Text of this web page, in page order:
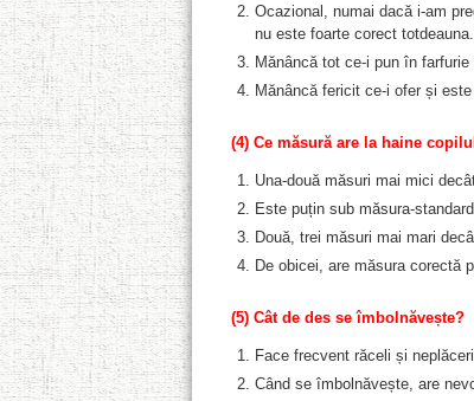
Ocazional, numai dacă i-am
nu este foarte corect totdeauna.
Mănâncă tot ce-i pun în
Mănâncă fericit ce-i ofer și
(4) Ce măsură are la haine
Una-două măsuri mai mici
Este puțin sub măsura-
Două, trei măsuri mai mari
De obicei, are măsura corectă
(5) Cât de des se îmbolnăvește?
Face frecvent răceli și
Când se îmbolnăvește, are